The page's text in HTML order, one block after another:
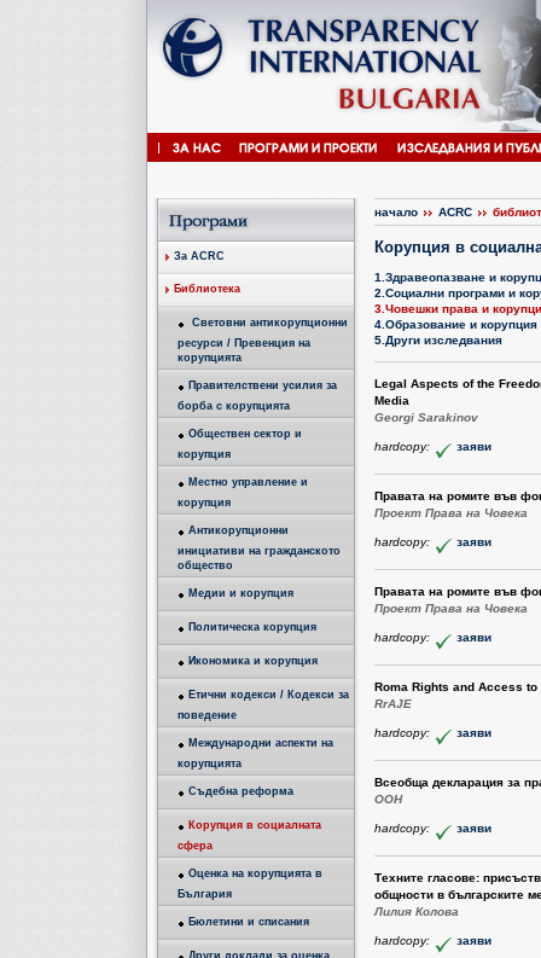
За ACRC
Библиотека
Световни антикорупционни
ресурси / Превенция на
корупцията
Правителствени усилия за
борба с корупцията
Обществен сектор и
корупция
Местно управление и
корупция
Антикорупционни
инициативи на гражданското
общество
Медии и корупция
Политическа корупция
Икономика и корупция
Етични кодекси / Кодекси за
поведение
Международни аспекти на
корупцията
Съдебна реформа
Корупция в социалната
сфера
Оценка на корупцията в
България
Бюлетини и списания
Други доклади за оценка
начало ACRC
Корупция в
1.Здравеопазване и
2.Социални програми и
3.Човешки права и
4.Образование и корупция
5.Други изследвания
Legal Aspects of the
Media
Georgi Sarakinov
hardcopy: заяви
Правата на ромите във
Проект Права на Човека
hardcopy: заяви
Правата на ромите във
Проект Права на Човека
hardcopy: заяви
Roma Rights and Access
RrAJE
hardcopy: заяви
Всеобща декларация за
ООН
hardcopy: заяви
Техните гласове:
общности в българските
Лилия Колова
hardcopy: заяви